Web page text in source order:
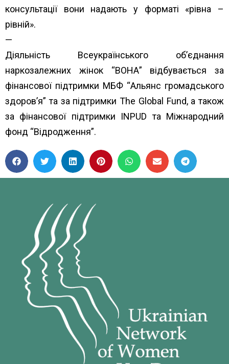
консультації вони надають у форматі «рівна –
рівній».
—
Діяльність Всеукраїнського об’єднання
наркозалежних жінок “ВОНА” відбувається за
фінансової підтримки МБФ “Альянс громадського
здоров’я”та за підтримки The Global Fund, а також
за фінансової підтримки INPUD та Міжнародний
фонд “Відродження”.